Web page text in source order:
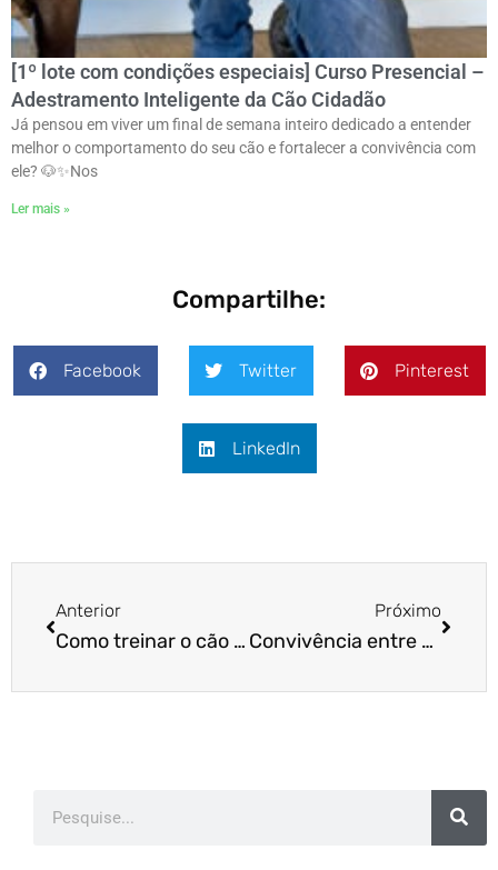
[1º lote com condições especiais] Curso Presencial –
Adestramento Inteligente da Cão Cidadão
Já pensou em viver um final de semana inteiro dedicado a entender
melhor o comportamento do seu cão e fortalecer a convivência com
ele? 🐶✨ㅤNos
Ler mais »
Compartilhe:
Facebook Twitter Pinterest
LinkedIn
Anterior
Como treinar o cão para gostar de tomar banho?
Próximo
Convivência entre pets e crianças